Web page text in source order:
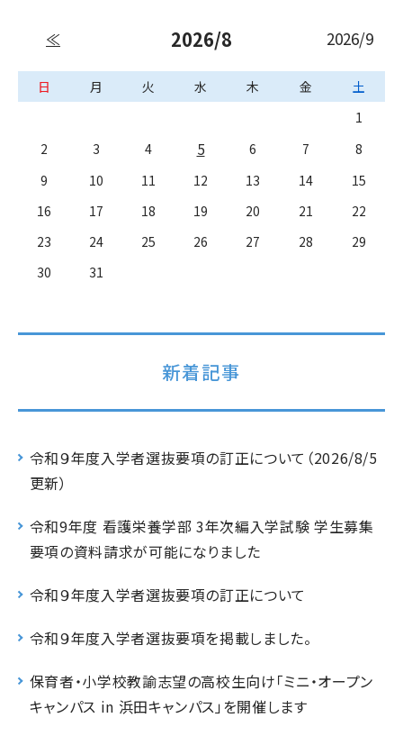
≪ 2026/8 2026/9
日 月 火 水 木 金
土
1
2
3 4 5 6 7
8
9
10 11 12 13 14
15
16
17 18 19 20 21
22
23
24 25 26 27 28
29
30
31
新着記事
令和９年度入学者選抜要項の訂正について（2026/8/5
更新）
令和9年度 看護栄養学部 3年次編入学試験 学生募集
要項の資料請求が可能になりました
令和９年度入学者選抜要項の訂正について
令和９年度入学者選抜要項を掲載しました。
保育者・小学校教諭志望の高校生向け「ミニ・オープン
キャンパス in 浜田キャンパス」を開催します